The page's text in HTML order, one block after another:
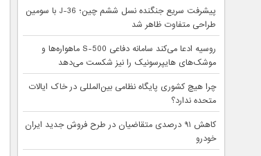
پیشرفت سریع جنگنده نسل ششم چین؛ J-36 با سومین
طراحی متفاوت ظاهر شد
روسیه ادعا می‌کند سامانه دفاعی S-500 ماهواره‌ها و
موشک‌های هایپرسونیک را نیز شکست می‌دهد
چرا هیچ کشوری پایگاه نظامی بین‌المللی در خاک ایالات
متحده ندارد؟
کاهش ۹۱ درصدی متقاضیان در طرح فروش جدید ایران
خودرو